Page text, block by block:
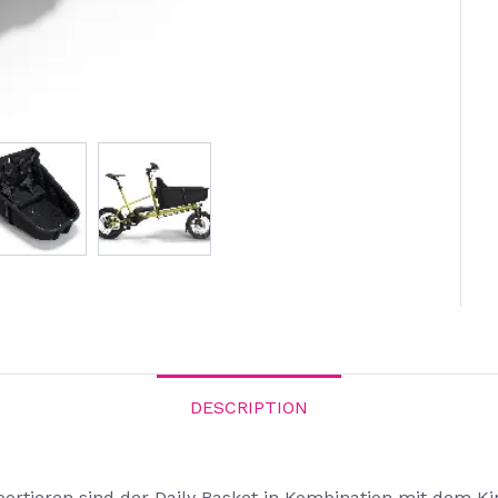
DESCRIPTION